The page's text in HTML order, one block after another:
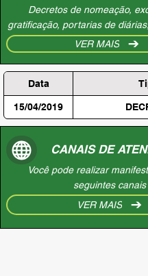
Decretos de nomeação,
gratificação, portarias de
VER MAIS
Data
15/04/2019
CANAIS DE
Você pode realizar
seguintes canais
VER MAIS